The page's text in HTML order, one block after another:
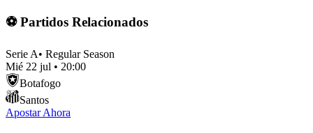
⚽ Partidos Relacionados
Serie A• Regular Season
Mié 22 jul • 20:00
Botafogo
Santos
Apostar Ahora